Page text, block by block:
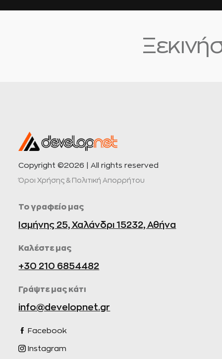
Copyright ©2026 | All rights reserved
Όροι Χρήσης & Πολιτική Απορρήτου
Το γραφείο μας
Ισμήνης 25, Χαλάνδρι 15232, Αθήνα
Καλέστε μας
+30 210 6854482
Γράψτε μας κάτι
info@developnet.gr
Facebook
Instagram